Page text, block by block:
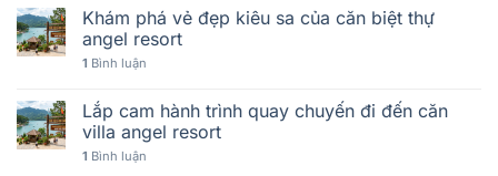
Khám phá vẻ đẹp kiêu sa của căn biệt thự
angel resort
1 Bình luận
Lắp cam hành trình quay chuyến đi đến căn
villa angel resort
1 Bình luận